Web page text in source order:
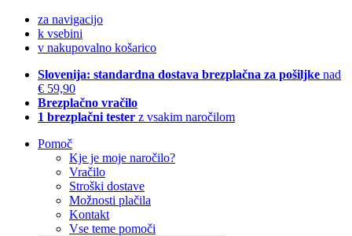
za navigacijo
k vsebini
v nakupovalno košarico
Slovenija: standardna dostava brezplačna za pošiljke nad
€ 59,90
Brezplačno vračilo
1 brezplačni tester z vsakim naročilom
Pomoč
Kje je moje naročilo?
Vračilo
Stroški dostave
Možnosti plačila
Kontakt
Vse teme pomoči